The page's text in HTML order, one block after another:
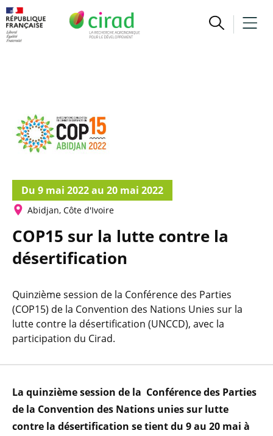
Du 9 mai 2022 au 20 mai 2022
Abidjan, Côte d'Ivoire
COP15 sur la lutte contre la
désertification
Quinzième session de la Conférence des Parties
(COP15) de la Convention des Nations Unies sur la
lutte contre la désertification (UNCCD), avec la
participation du Cirad.
La quinzième session de la Conférence des Parties
de la Convention des Nations unies sur lutte
contre la désertification se tient du 9 au 20 mai à